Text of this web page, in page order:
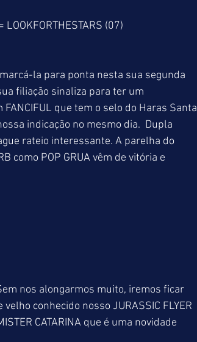
LOOKFORTHESTARS (07)
la para ponta nesta sua segunda
filiação sinaliza para ter um
que tem o selo do Haras Santa
indicação no mesmo dia.  Dupla
rateio interessante. A parelha do
como POP GRUA vêm de vitória e
nos alongarmos muito, iremos ficar
conhecido nosso JURASSIC FLYER
CATARINA que é uma novidade